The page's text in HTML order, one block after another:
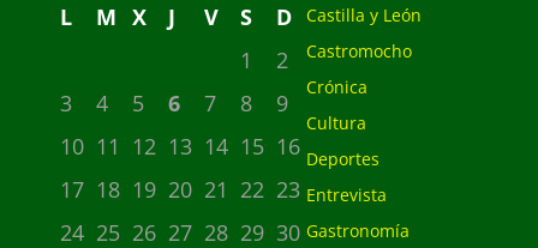
L M X J V S
D
1
2
3
4 5 6 7 8
9
10 11 12 13 14 15 16
17 18 19 20 21 22 23
24 25 26 27 28 29 30
Castilla y León
Castromocho
Crónica
Cultura
Deportes
Entrevista
Gastronomía